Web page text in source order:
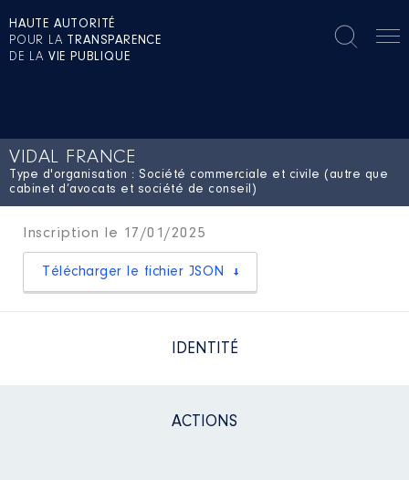
HAUTE AUTORITÉ
POUR LA TRANSPARENCE
DE LA VIE PUBLIQUE
VIDAL FRANCE
Type d'organisation : Société commerciale et civile (autre que
cabinet d’avocats et société de conseil)
Inscription le 17/01/2025
Télécharger le fichier JSON
IDENTITÉ
ACTIONS